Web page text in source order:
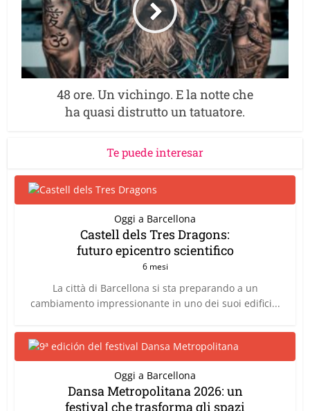
48 ore. Un vichingo. E la notte che
ha quasi distrutto un tatuatore.
Te puede interesar
Oggi a Barcellona
Castell dels Tres Dragons:
futuro epicentro scientifico
6 mesi
La città di Barcellona si sta preparando a un
cambiamento impressionante in uno dei suoi edifici...
Oggi a Barcellona
Dansa Metropolitana 2026: un
festival che trasforma gli spazi